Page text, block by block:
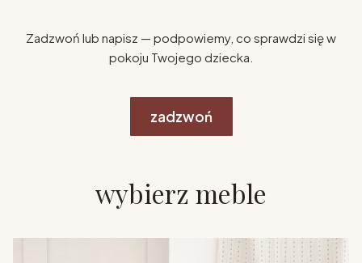
Zadzwoń lub napisz — podpowiemy, co sprawdzi się w
pokoju Twojego dziecka.
zadzwoń
wybierz meble